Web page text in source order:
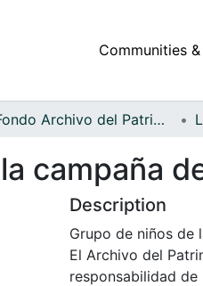
Communities
Fondo Archivo del Patrimonio Fotográfico y Fílmico del Valle del Cauca
campaña
Description
Grupo de niños de
El Archivo del
responsabilidad